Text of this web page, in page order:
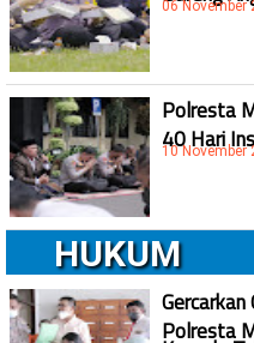
06 November
Polresta
40 Hari
10 November
HUKUM
Polresta